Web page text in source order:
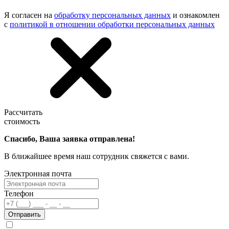
Я согласен на обработку персональных данных и ознакомлен
с политикой в отношении обработки персональных данных
Рассчитать
стоимость
Спасибо, Ваша заявка отправлена!
В ближайшее время наш сотрудник свяжется с вами.
Электронная почта
Телефон
Отправить